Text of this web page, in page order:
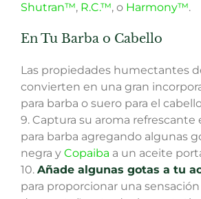
Shutran™, R.C.™, o Harmony™.
En Tu Barba o Cabello
Las propiedades humectantes
convierten en una gran
para barba o suero para el
9. Captura su aroma refrescante
para barba agregando algunas
negra y Copaiba a un aceite
10. Añade algunas gotas a tu
para proporcionar una